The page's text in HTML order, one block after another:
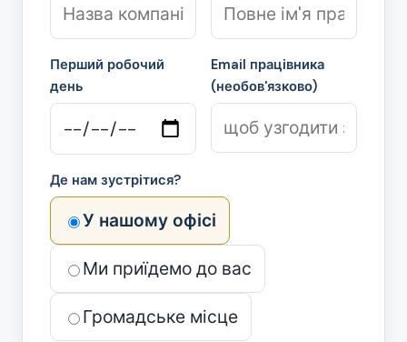
Перший робочий
день
Email працівника
(необов'язково)
Де нам зустрітися?
У нашому офісі
Ми приїдемо до вас
Громадське місце